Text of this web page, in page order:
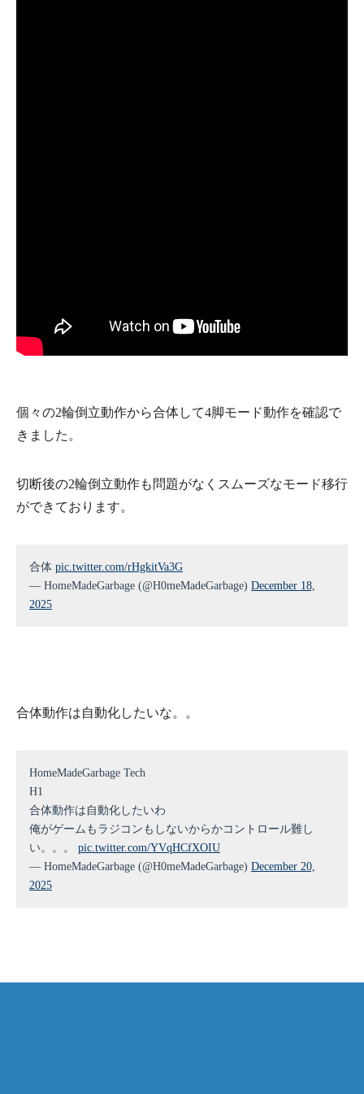
個々の2輪倒立動作から合体して4脚モード動作を確認で
きました。
切断後の2輪倒立動作も問題がなくスムーズなモード移行
ができております。
合体 pic.twitter.com/rHgkitVa3G
— HomeMadeGarbage (@H0meMadeGarbage) December 18,
2025
合体動作は自動化したいな。。
HomeMadeGarbage Tech
H1
合体動作は自動化したいわ
俺がゲームもラジコンもしないからかコントロール難し
い。。。 pic.twitter.com/YVqHCfXOIU
— HomeMadeGarbage (@H0meMadeGarbage) December 20,
2025